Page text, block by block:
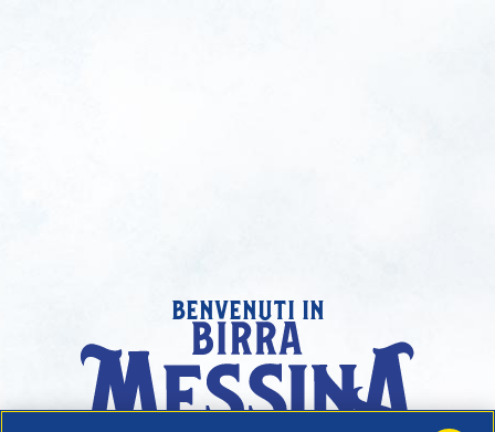
benvenuti in